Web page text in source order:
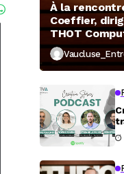
À la
Coeffier,
THOT